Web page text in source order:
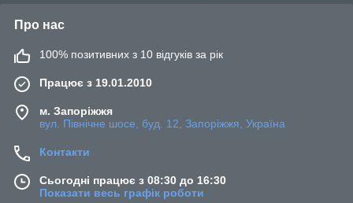
Про нас
100% позитивних з 10 відгуків за рік
Працює з 19.01.2010
м. Запоріжжя
вул. Північне шосе, буд. 12, Запоріжжя, Україна
Контакти
Сьогодні працює з 08:30 до 16:30
Показати весь графік роботи